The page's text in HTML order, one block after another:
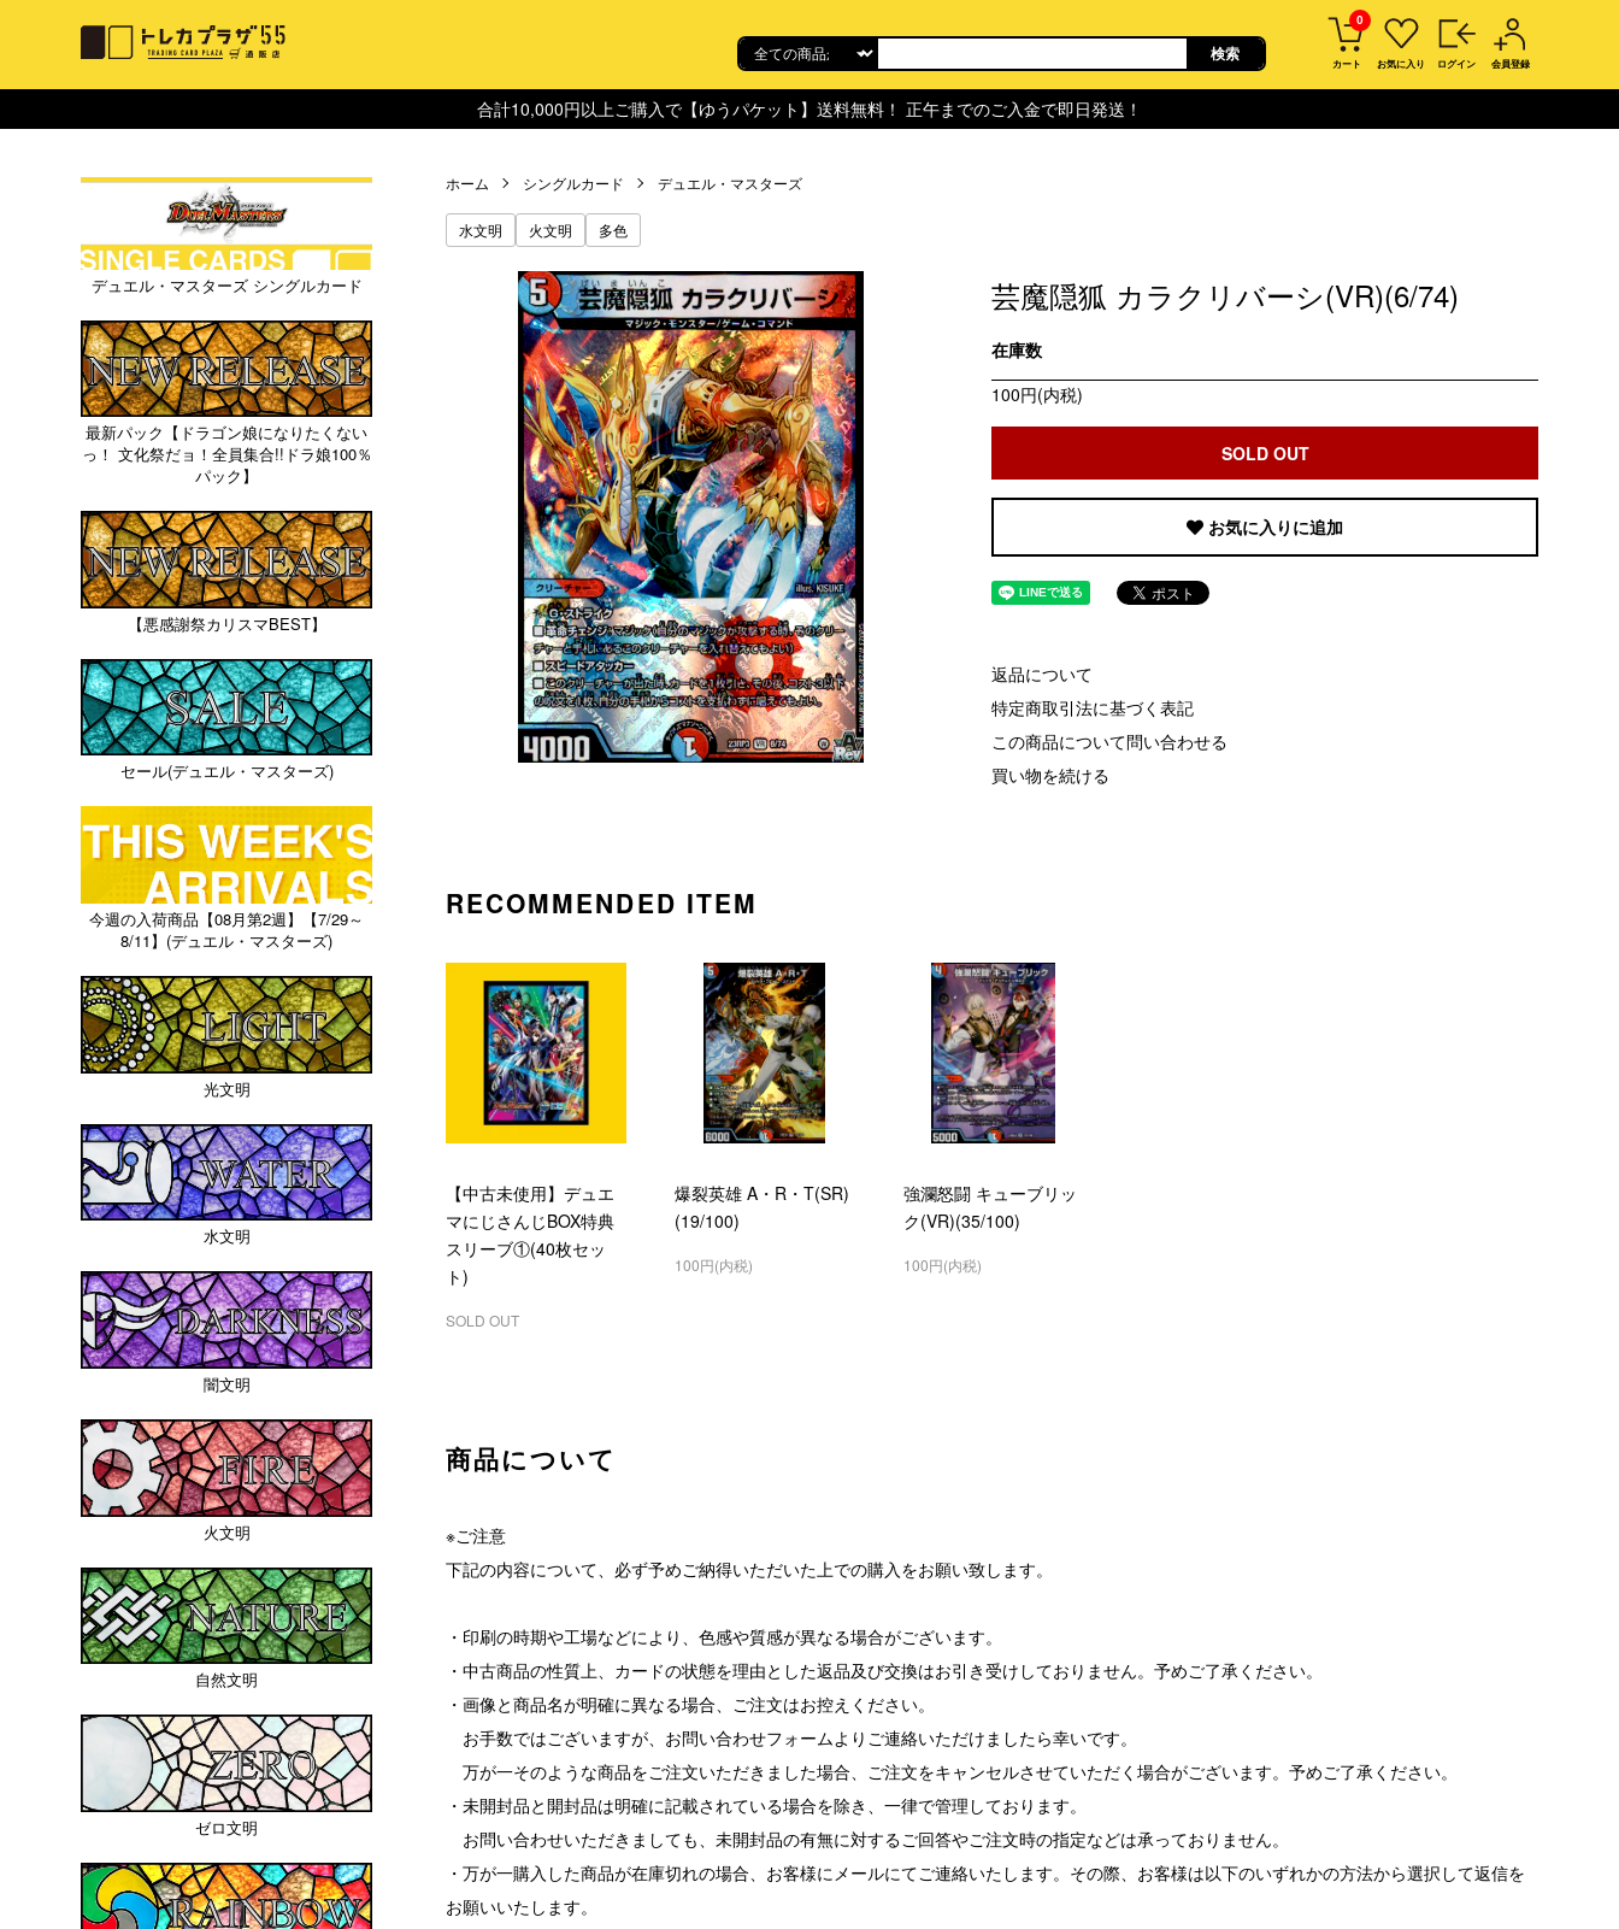
0
カート お気に入り ログイン 会員登録
合計10,000円以上ご購入で【ゆうパケット】送料無料！ 正午までのご入金で即日発送！
ホーム シングルカード デュエル・マスターズ
水文明 火文明 多色
芸魔隠狐 カラクリバーシ(VR)(6/74)
在庫数
100円(内税)
SOLD OUT
お気に入りに追加
返品について
特定商取引法に基づく表記
この商品について問い合わせる
買い物を続ける
商品について
※ご注意
下記の内容について、必ず予めご納得いただいた上での購入をお願い致します。
・印刷の時期や工場などにより、色感や質感が異なる場合がございます。
・中古商品の性質上、カードの状態を理由とした返品及び交換はお引き受けしておりません。予めご了承ください。
・画像と商品名が明確に異なる場合、ご注文はお控えください。
お手数ではございますが、お問い合わせフォームよりご連絡いただけましたら幸いです。
万が一そのような商品をご注文いただきました場合、ご注文をキャンセルさせていただく場合がございます。予めご了承ください。
・未開封品と開封品は明確に記載されている場合を除き、一律で管理しております。
お問い合わせいただきましても、未開封品の有無に対するご回答やご注文時の指定などは承っておりません。
・万が一購入した商品が在庫切れの場合、お客様にメールにてご連絡いたします。その際、お客様は以下のいずれかの方法から選択して返信を
お願いいたします。
RECOMMENDED ITEM
【中古未使用】デュエ
マにじさんじBOX特典
スリーブ①(40枚セッ
ト)
SOLD OUT
爆裂英雄 A・R・T(SR)
(19/100)
100円(内税)
強瀾怒闘 キューブリッ
ク(VR)(35/100)
100円(内税)
デュエル・マスターズ シングルカード
最新パック【ドラゴン娘になりたくない
っ！ 文化祭だョ！全員集合!!ドラ娘100％
パック】
【悪感謝祭カリスマBEST】
セール(デュエル・マスターズ)
今週の入荷商品【08月第2週】【7/29～
8/11】(デュエル・マスターズ)
光文明
水文明
闇文明
火文明
自然文明
ゼロ文明